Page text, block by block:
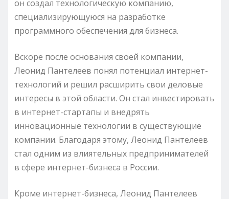
он создал технологическую компанию,
специализирующуюся на разработке
программного обеспечения для бизнеса.
Вскоре после основания своей компании,
Леонид Пантелеев понял потенциал интернет-
технологий и решил расширить свои деловые
интересы в этой области. Он стал инвестировать
в интернет-стартапы и внедрять
инновационные технологии в существующие
компании. Благодаря этому, Леонид Пантелеев
стал одним из влиятельных предпринимателей
в сфере интернет-бизнеса в России.
Кроме интернет-бизнеса, Леонид Пантелеев